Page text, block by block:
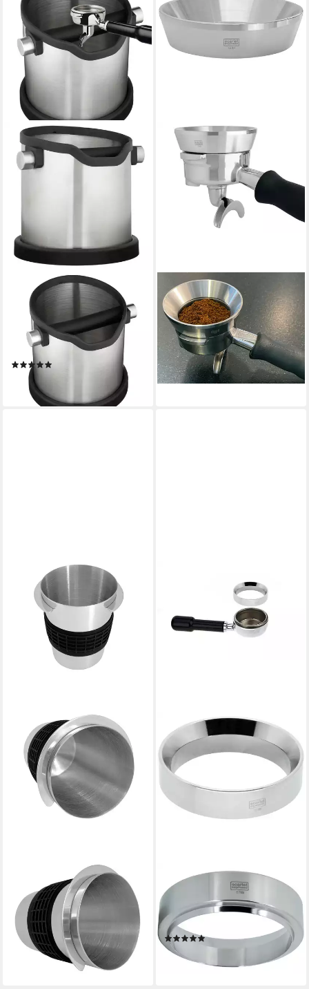
SCARLET ESPRESSO
Ausklopfbehälter, scarlet
espresso Abklopfbehälter
»Rondo« Kaffeesatz Edelstahl
KnockBox
32,90 €
lieferbar - in 3-4 Werktagen bei dir
SCARLET ESPRESSO
Siebaufsatz, scarlet espresso
Präzisions-Trichter Barista
Cono Grande 58mm
34,99 €
lieferbar - in 3-4 Werktagen bei dir
SCARLET ESPRESSO
Espressoglas, scarlet
espresso Portafilter Dosing
Cup »Competizione« 18/10
Edelstahl
14,99 €
lieferbar - in 3-4 Werktagen bei dir
SCARLET ESPRESSO
Siebaufsatz, scarlet espresso
Präzisions-Trichter »Barista
Cono 57 mm« Edelstahl
(1)
34,99 €
lieferbar - in 3-4 Werktagen bei dir